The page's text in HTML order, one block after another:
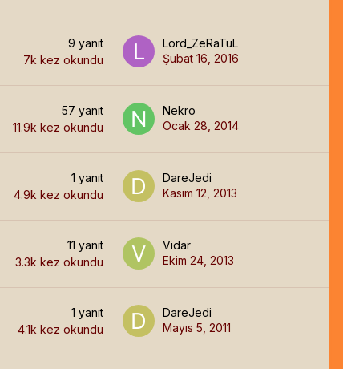
9 yanıt
7k kez okundu
Lord_ZeRaTuL
Şubat 16, 2016
57 yanıt
11.9k kez okundu
Nekro
Ocak 28, 2014
1 yanıt
4.9k kez okundu
DareJedi
Kasım 12, 2013
11 yanıt
3.3k kez okundu
Vidar
Ekim 24, 2013
1 yanıt
4.1k kez okundu
DareJedi
Mayıs 5, 2011